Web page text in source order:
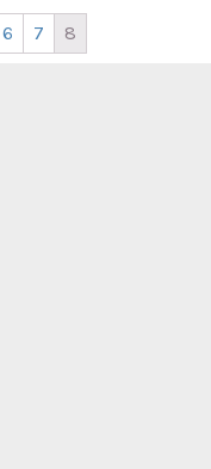
6 7 8